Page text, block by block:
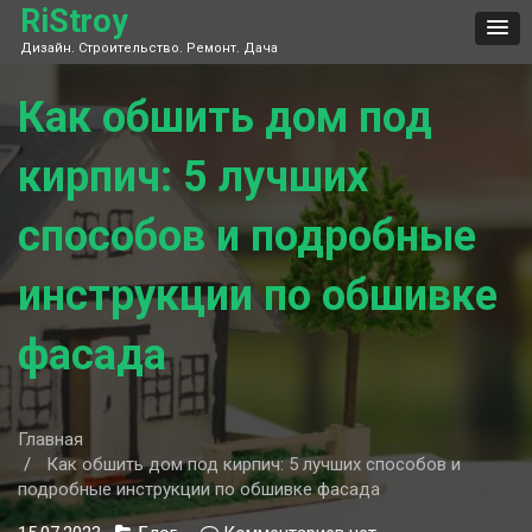
Skip
content
RiStroy
Дизайн. Строительство. Ремонт. Дача
Как обшить дом под
кирпич: 5 лучших
способов и подробные
инструкции по обшивке
фасада
Главная
Как обшить дом под кирпич: 5 лучших способов и
подробные инструкции по обшивке фасада